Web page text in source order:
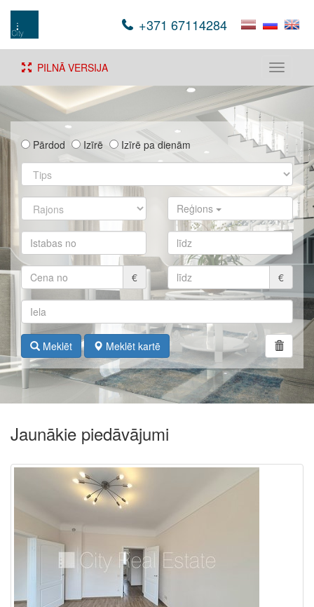
+371 67114284
Toggle
PILNĀ VERSIJA
Pārdod Izīrē Izīrē pa dienām
Reģions
€ €
Meklēt Meklēt kartē
Jaunākie piedāvājumi